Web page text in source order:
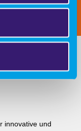
wir
innovative und